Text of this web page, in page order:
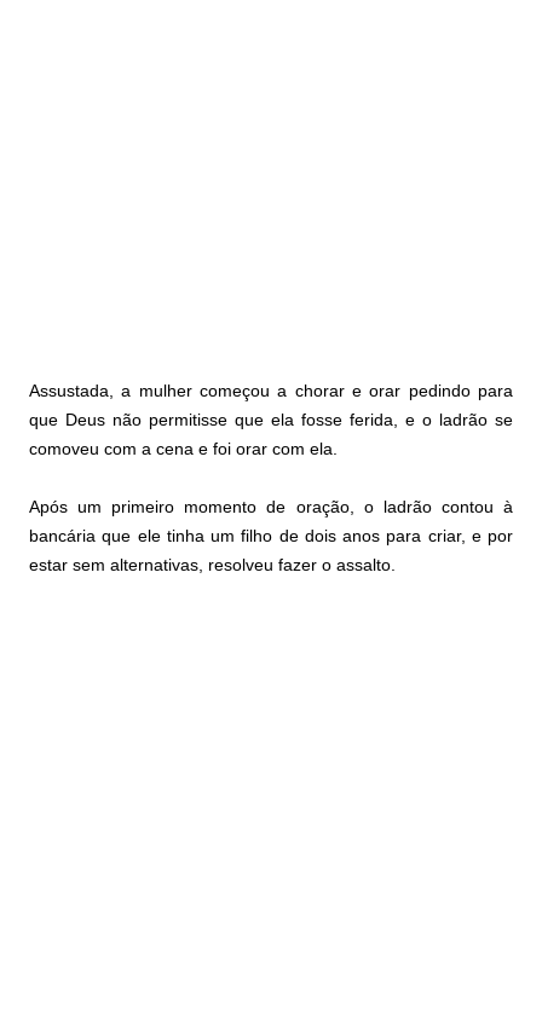
Assustada, a mulher começou a chorar e orar pedindo para
que Deus não permitisse que ela fosse ferida, e o ladrão se
comoveu com a cena e foi orar com ela.
Após um primeiro momento de oração, o ladrão contou à
bancária que ele tinha um filho de dois anos para criar, e por
estar sem alternativas, resolveu fazer o assalto.